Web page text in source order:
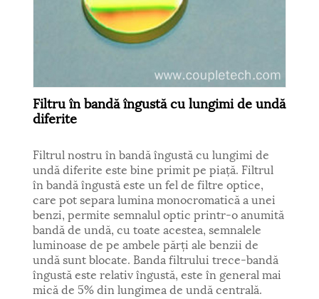
Filtru în bandă îngustă cu lungimi de undă
diferite
Filtrul nostru în bandă îngustă cu lungimi de
undă diferite este bine primit pe piață. Filtrul
în bandă îngustă este un fel de filtre optice,
care pot separa lumina monocromatică a unei
benzi, permite semnalul optic printr-o anumită
bandă de undă, cu toate acestea, semnalele
luminoase de pe ambele părți ale benzii de
undă sunt blocate. Banda filtrului trece-bandă
îngustă este relativ îngustă, este în general mai
mică de 5% din lungimea de undă centrală.